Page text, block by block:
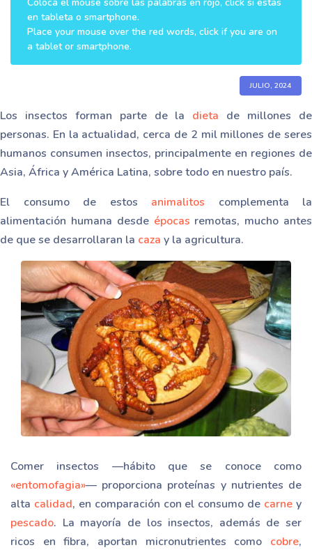
en tableta o smartphone.
Place your mouse over the red words, click if you are on
a tablet or smartphone.
JULIO, 2024
Los insectos forman parte de la dieta de millones de
personas. En la actualidad, cerca de 2 mil millones de seres
humanos consumen insectos, principalmente en regiones de
Asia, África y América Latina, sobre todo en nuestro país.
El consumo de estos animalitos complementa la
alimentación humana desde épocas remotas, mucho antes
de que se desarrollaran la caza y la agricultura.
Comer insectos —hábito que se conoce como
«entomofagia»— proporciona proteínas y nutrientes de
alta calidad, en comparación con el consumo de carne y
pescado. La mayoría de los insectos, además de ser
ricos en fibra, aportan micronutrientes como cobre,